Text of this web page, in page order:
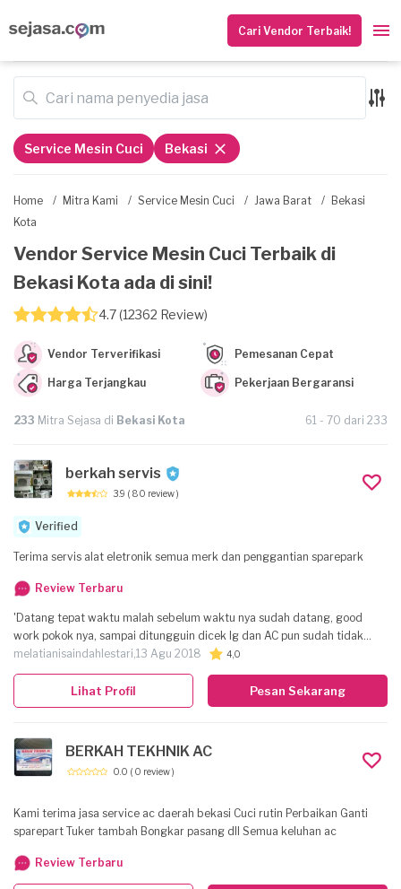
Cari Vendor Terbaik!
Home / Mitra Kami / Service Mesin Cuci / Jawa Barat / Bekasi
Kota
Vendor Service Mesin Cuci Terbaik di
Bekasi Kota ada di sini!
4.7 (12362 Review)
Vendor Terverifikasi Pemesanan Cepat
Harga Terjangkau Pekerjaan Bergaransi
233 Mitra Sejasa di Bekasi Kota 61 - 70 dari 233
Service Mesin Cuci Bekasi
berkah servis
3.9 ( 80 review )
Verified
Terima servis alat eletronik semua merk dan penggantian sparepark
Review Terbaru
'Datang tepat waktu malah sebelum waktu nya sudah datang, good
work pokok nya, sampai ditungguin dicek lg dan AC pun sudah tidak
bocor thanks (Berkah Service - Bpk. Delfi) thanks juga Sejasa.com '
melatianisaindahlestari,13 Agu 2018 4,0
Pesan Sekarang
Lihat Profil
BERKAH TEKHNIK AC
0.0 ( 0 review )
Kami terima jasa service ac daerah bekasi Cuci rutin Perbaikan Ganti
sparepart Tuker tambah Bongkar pasang dll Semua keluhan ac
Review Terbaru